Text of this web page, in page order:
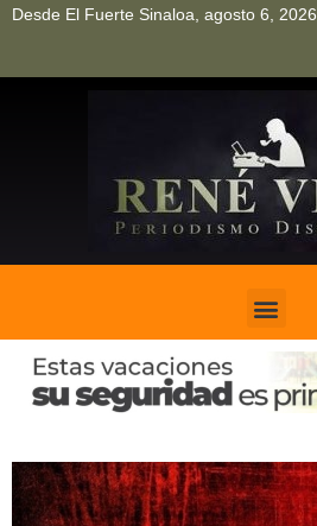
Desde El Fuerte Sinaloa, agosto 6, 2026